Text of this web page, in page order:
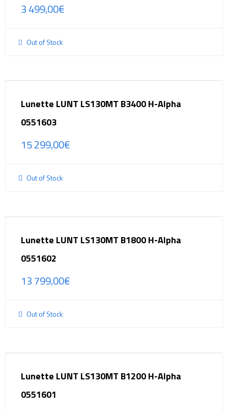
3 499,00€
Out of Stock
Lunette LUNT LS130MT B3400 H-Alpha
0551603
15 299,00€
Out of Stock
Lunette LUNT LS130MT B1800 H-Alpha
0551602
13 799,00€
Out of Stock
Lunette LUNT LS130MT B1200 H-Alpha
0551601